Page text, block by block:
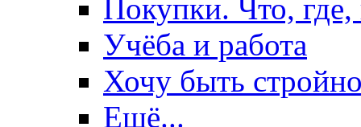
Покупки. Что, где,
Учёба и работа
Хочу быть
Ещё...